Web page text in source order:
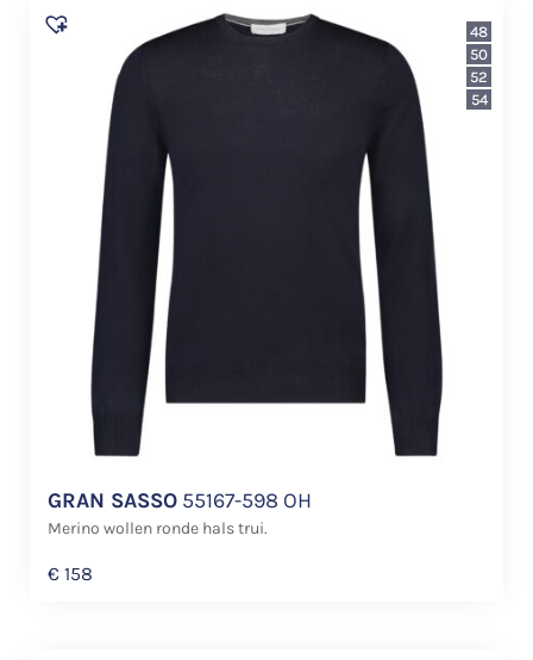
GRAN SASSO 55167-598 OH
Merino wollen ronde hals trui.
€ 158
48
50
52
54